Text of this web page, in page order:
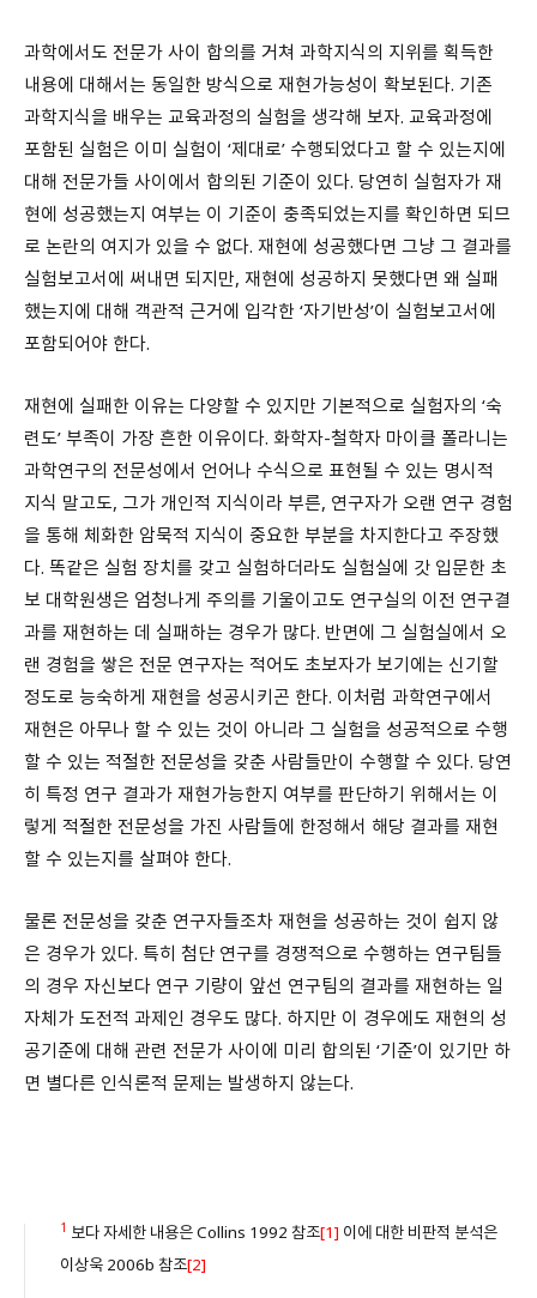
과학에서도 전문가 사이 합의를 거쳐 과학지식의 지위를 획득한
내용에 대해서는 동일한 방식으로 재현가능성이 확보된다. 기존
과학지식을 배우는 교육과정의 실험을 생각해 보자. 교육과정에
포함된 실험은 이미 실험이 ‘제대로’ 수행되었다고 할 수 있는지에
대해 전문가들 사이에서 합의된 기준이 있다. 당연히 실험자가 재
현에 성공했는지 여부는 이 기준이 충족되었는지를 확인하면 되므
로 논란의 여지가 있을 수 없다. 재현에 성공했다면 그냥 그 결과를
실험보고서에 써내면 되지만, 재현에 성공하지 못했다면 왜 실패
했는지에 대해 객관적 근거에 입각한 ‘자기반성’이 실험보고서에
포함되어야 한다.
재현에 실패한 이유는 다양할 수 있지만 기본적으로 실험자의 ‘숙
련도’ 부족이 가장 흔한 이유이다. 화학자-철학자 마이클 폴라니는
과학연구의 전문성에서 언어나 수식으로 표현될 수 있는 명시적
지식 말고도, 그가 개인적 지식이라 부른, 연구자가 오랜 연구 경험
을 통해 체화한 암묵적 지식이 중요한 부분을 차지한다고 주장했
다. 똑같은 실험 장치를 갖고 실험하더라도 실험실에 갓 입문한 초
보 대학원생은 엄청나게 주의를 기울이고도 연구실의 이전 연구결
과를 재현하는 데 실패하는 경우가 많다. 반면에 그 실험실에서 오
랜 경험을 쌓은 전문 연구자는 적어도 초보자가 보기에는 신기할
정도로 능숙하게 재현을 성공시키곤 한다. 이처럼 과학연구에서
재현은 아무나 할 수 있는 것이 아니라 그 실험을 성공적으로 수행
할 수 있는 적절한 전문성을 갖춘 사람들만이 수행할 수 있다. 당연
히 특정 연구 결과가 재현가능한지 여부를 판단하기 위해서는 이
렇게 적절한 전문성을 가진 사람들에 한정해서 해당 결과를 재현
할 수 있는지를 살펴야 한다.
물론 전문성을 갖춘 연구자들조차 재현을 성공하는 것이 쉽지 않
은 경우가 있다. 특히 첨단 연구를 경쟁적으로 수행하는 연구팀들
의 경우 자신보다 연구 기량이 앞선 연구팀의 결과를 재현하는 일
자체가 도전적 과제인 경우도 많다. 하지만 이 경우에도 재현의 성
공기준에 대해 관련 전문가 사이에 미리 합의된 ‘기준’이 있기만 하
면 별다른 인식론적 문제는 발생하지 않는다.
1 보다 자세한 내용은 Collins 1992 참조[1] 이에 대한 비판적 분석은
이상욱 2006b 참조[2]